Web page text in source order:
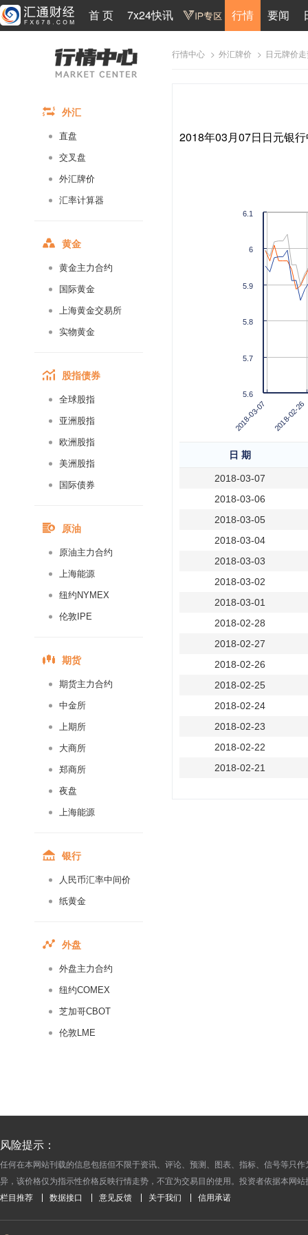
首 页 7x24快讯 行情 要闻
外汇
直盘
交叉盘
外汇牌价
汇率计算器
黄金
黄金主力合约
国际黄金
上海黄金交易所
实物黄金
股指债券
全球股指
亚洲股指
欧洲股指
美洲股指
国际债券
原油
原油主力合约
上海能源
纽约NYMEX
伦敦IPE
期货
期货主力合约
中金所
上期所
大商所
郑商所
夜盘
上海能源
银行
人民币汇率中间价
纸黄金
外盘
外盘主力合约
纽约COMEX
芝加哥CBOT
伦敦LME
行情中心 > 外汇牌价 > 日元牌价
2018年03月07日日元银
2018-03-07 2018-02-26
5.6
5.7
5.8
5.9
6
6.1
日 期
2018-03-07
2018-03-06
2018-03-05
2018-03-04
2018-03-03
2018-03-02
2018-03-01
2018-02-28
2018-02-27
2018-02-26
2018-02-25
2018-02-24
2018-02-23
2018-02-22
2018-02-21
2018-02-04
2018-02-02
2018-02-01
2018-01-31
2018-01-30
风险提示：
任何在本网站刊载的信息包括但不限于资讯、评论、预测、图表、指标、信号等只
异，该价格仅为指示性价格反映行情走势，不宜为交易目的使用。投资者依据本网
栏目推荐 数据接口 意见反馈 关于我们 信用承诺